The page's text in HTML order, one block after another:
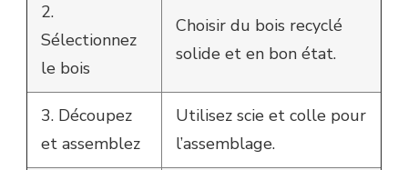
2.
Sélectionnez
le bois
Choisir du bois recyclé
solide et en bon état.
3. Découpez
et assemblez
Utilisez scie et colle pour
l’assemblage.